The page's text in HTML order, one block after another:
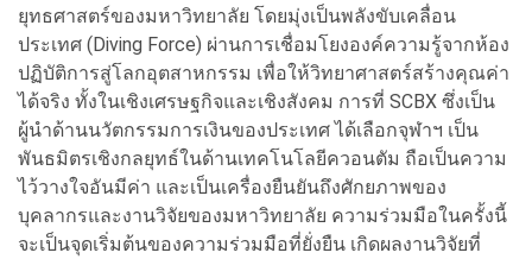
ยุทธศาสตร์ของมหาวิทยาลัย โดยมุ่งเป็นพลังขับเคลื่อน
ประเทศ (Diving Force) ผ่านการเชื่อมโยงองค์ความรู้จากห้อง
ปฏิบัติการสู่โลกอุตสาหกรรม เพื่อให้วิทยาศาสตร์สร้างคุณค่า
ได้จริง ทั้งในเชิงเศรษฐกิจและเชิงสังคม การที่ SCBX ซึ่งเป็น
ผู้นำด้านนวัตกรรมการเงินของประเทศ ได้เลือกจุฬาฯ เป็น
พันธมิตรเชิงกลยุทธ์ในด้านเทคโนโลยีควอนตัม ถือเป็นความ
ไว้วางใจอันมีค่า และเป็นเครื่องยืนยันถึงศักยภาพของ
บุคลากรและงานวิจัยของมหาวิทยาลัย ความร่วมมือในครั้งนี้
จะเป็นจุดเริ่มต้นของความร่วมมือที่ยั่งยืน เกิดผลงานวิจัยที่